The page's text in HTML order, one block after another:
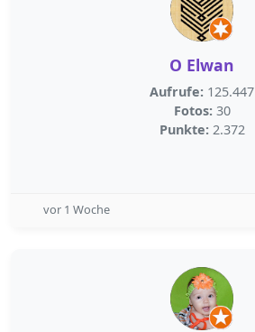
O Elwan
Aufrufe: 125.447
Fotos: 30
Punkte: 2.372
vor 1 Woche